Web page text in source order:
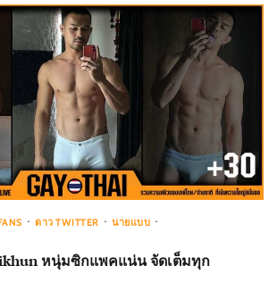
ดาว TWITTER
นายแบบ
หนุ่มซิกแพคแน่น จัดเต็มทุก